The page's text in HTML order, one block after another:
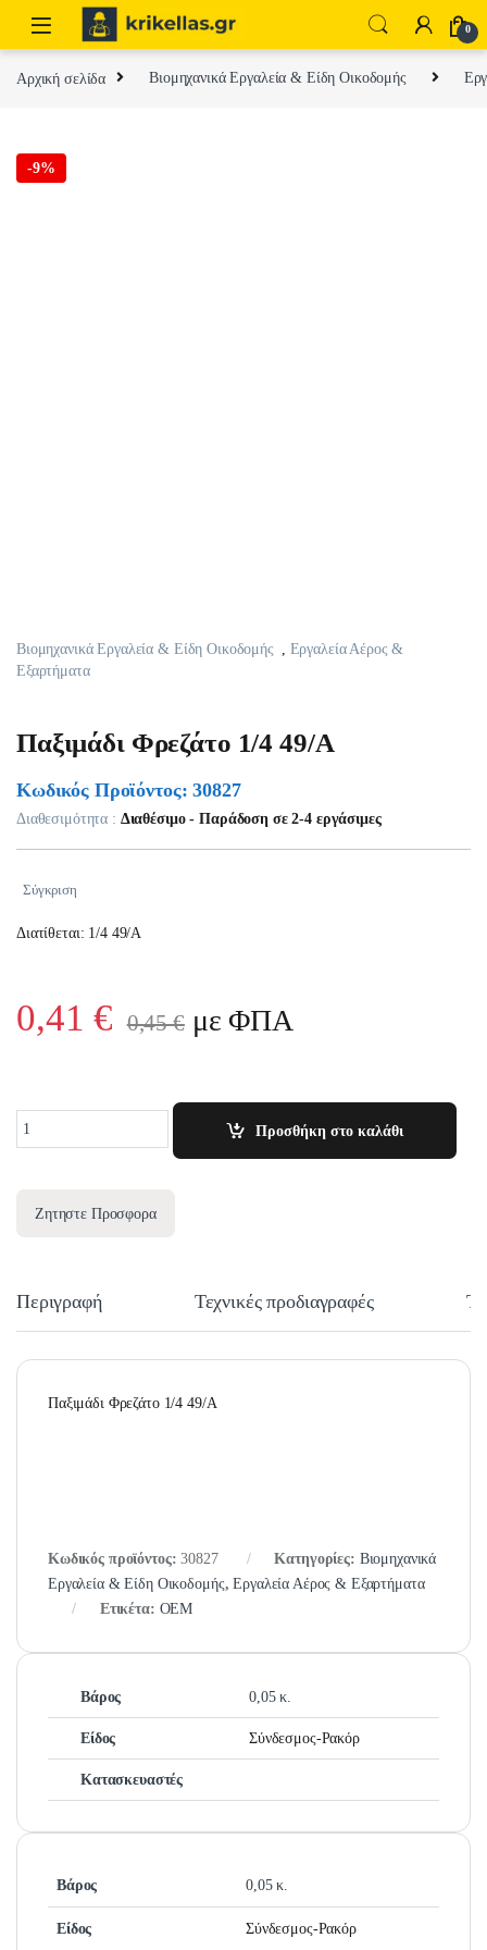
Skip to navigation
Skip to content
0
Αρχική σελίδα Βιομηχανικά Εργαλεία & Είδη Οικοδομής
-9%
Βιομηχανικά Εργαλεία & Είδη Οικοδομής
Εργαλεία Αέρος &
Εξαρτήματα
Παξιμάδι Φρεζάτο 1/4 49/Α
Κωδικός Προϊόντος: 30827
Διαθεσιμότητα : Διαθέσιμο - Παράδοση σε 2-4 εργάσιμες
Σύγκριση
Διατίθεται: 1/4 49/Α
0,41€ 0,45€με ΦΠΑ
Προσθήκη στο καλάθι
Ζητηστε Προσφορα
Περιγραφή Τεχνικές προδιαγραφές
Παξιμάδι Φρεζάτο 1/4 49/Α
Κωδικός προϊόντος:30827 Κατηγορίες: Βιομηχανικά
Εργαλεία & Είδη Οικοδομής,Εργαλεία Αέρος & Εξαρτήματα
Ετικέτα: OEM
Βάρος 0,05 κ.
Είδος Σύνδεσμος-Ρακόρ
Κατασκευαστές
Βάρος 0,05 κ.
Είδος Σύνδεσμος-Ρακόρ